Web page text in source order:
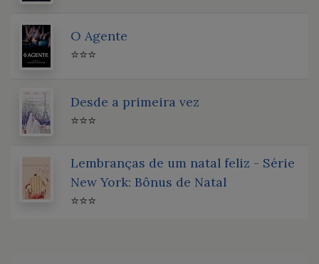
O Agente
⭐⭐⭐
Desde a primeira vez
⭐⭐⭐
Lembranças de um natal feliz - Série
New York: Bônus de Natal
⭐⭐⭐